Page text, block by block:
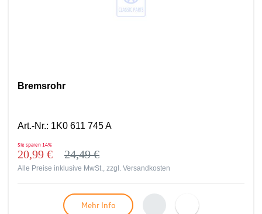
Bremsrohr
Art.-Nr.: 1K0 611 745 A
Sie sparen 14%
20,99 € 24,49 €
Alle Preise inklusive MwSt., zzgl. Versandkosten
Mehr Info